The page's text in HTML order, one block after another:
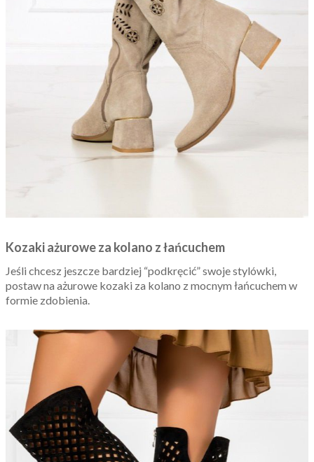
Kozaki ażurowe za kolano z łańcuchem
Jeśli chcesz jeszcze bardziej “podkręcić” swoje stylówki,
postaw na ażurowe kozaki za kolano z mocnym łańcuchem w
formie zdobienia.